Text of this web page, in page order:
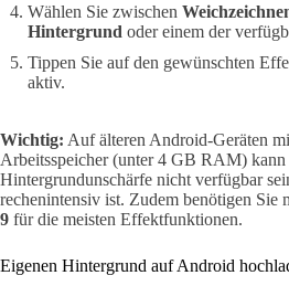
Wählen Sie zwischen
Hintergrund oder einem der
Tippen Sie auf den gewünschten
aktiv.
Wichtig: Auf älteren Android-Geräten
Arbeitsspeicher (unter 4 GB RAM) kann
Hintergrundunschärfe nicht verfügbar
rechenintensiv ist. Zudem benötigen Sie
9 für die meisten Effektfunktionen.
Eigenen Hintergrund auf Android